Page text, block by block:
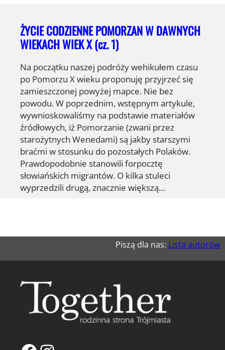
ŻYCIE CODZIENNE POMORZAN W DAWNYCH
WIEKACH WIEK X (cz. 1)
Na początku naszej podróży wehikułem czasu
po Pomorzu X wieku proponuję przyjrzeć się
zamieszczonej powyżej mapce. Nie bez
powodu. W poprzednim, wstępnym artykule,
wywnioskowaliśmy na podstawie materiałów
źródłowych, iż Pomorzanie (zwani przez
starożytnych Wenedami) są jakby starszymi
braćmi w stosunku do pozostałych Polaków.
Prawdopodobnie stanowili forpocztę
słowiańskich migrantów. O kilka stuleci
wyprzedzili drugą, znacznie większą…
Piszą dla nas: Lista autorów